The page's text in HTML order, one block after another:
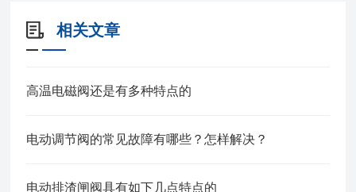
相关文章
高温电磁阀还是有多种特点的
电动调节阀的常见故障有哪些？怎样解决？
电动排渣闸阀具有如下几点特点的